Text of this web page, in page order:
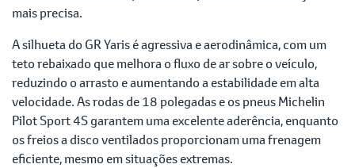
mais precisa.
A silhueta do GR Yaris é agressiva e aerodinâmica, com um
teto rebaixado que melhora o fluxo de ar sobre o veículo,
reduzindo o arrasto e aumentando a estabilidade em alta
velocidade. As rodas de 18 polegadas e os pneus Michelin
Pilot Sport 4S garantem uma excelente aderência, enquanto
os freios a disco ventilados proporcionam uma frenagem
eficiente, mesmo em situações extremas.